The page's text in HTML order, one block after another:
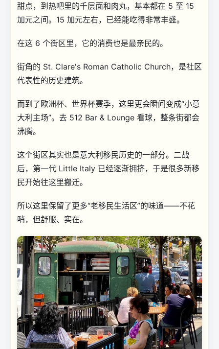
甜点，到热吧里的千层面和肉丸，基本都在 5 至 15
加元之间。15 加元左右，已经能吃得非常丰盛。
在这 6 个街区里，它的消费也是最亲民的。
街角的 St. Clare's Roman Catholic Church，是社区
代表性的历史建筑。
而到了欧洲杯、世界杯赛季，这里更会瞬间变成“小意
大利主场”。去 512 Bar & Lounge 看球，整条街都会
沸腾。
这个街区其实也是意大利移民历史的一部分。二战
后，第一代 Little Italy 已经逐渐拥挤，于是很多新移
民开始往这里搬迁。
所以这里保留了更多“老移民生活区”的味道——不花
哨，但舒服、实在。